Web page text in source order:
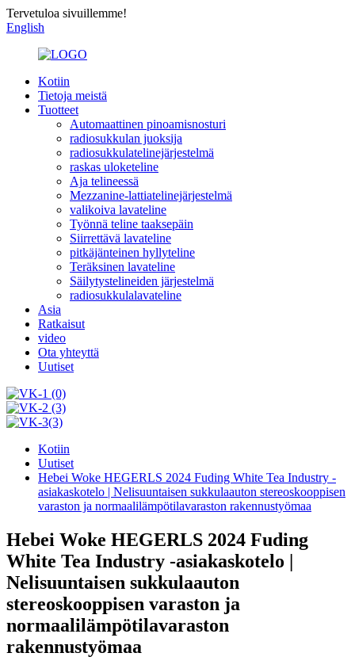
Tervetuloa sivuillemme!
English
Kotiin
Tietoja meistä
Tuotteet
Automaattinen pinoamisnosturi
radiosukkulan juoksija
radiosukkulatelinejärjestelmä
raskas uloketeline
Aja telineessä
Mezzanine-lattiatelinejärjestelmä
valikoiva lavateline
Työnnä teline taaksepäin
Siirrettävä lavateline
pitkäjänteinen hyllyteline
Teräksinen lavateline
Säilytystelineiden järjestelmä
radiosukkulalavateline
Asia
Ratkaisut
video
Ota yhteyttä
Uutiset
Kotiin
Uutiset
Hebei Woke HEGERLS 2024 Fuding White Tea Industry -
asiakaskotelo | Nelisuuntaisen sukkulaauton stereoskooppisen
varaston ja normaalilämpötilavaraston rakennustyömaa
Hebei Woke HEGERLS 2024 Fuding
White Tea Industry -asiakaskotelo |
Nelisuuntaisen sukkulaauton
stereoskooppisen varaston ja
normaalilämpötilavaraston
rakennustyömaa